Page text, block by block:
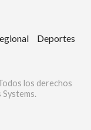
Deportes
los derechos